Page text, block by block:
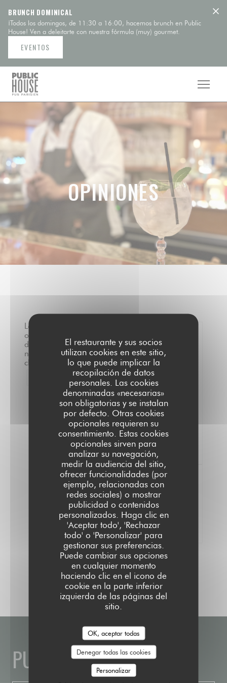
El restaurante y sus socios
utilizan cookies en este sitio,
lo que puede implicar la
recopilación de datos
personales. Las cookies
denominadas «necesarias»
son obligatorias y se instalan
por defecto. Otras cookies
opcionales requieren su
consentimiento. Estas cookies
opcionales sirven para
analizar su navegación,
medir la audiencia del sitio,
ofrecer funcionalidades (por
ejemplo, relacionadas con
redes sociales) o mostrar
publicidad o contenidos
personalizados. Haga clic en
'Aceptar todo', 'Rechazar
todo' o 'Personalizar' para
gestionar sus preferencias.
Puede cambiar sus opciones
en cualquier momento
haciendo clic en el icono de
cookie en la parte inferior
izquierda de las páginas del
sitio.
OK, aceptar todas
Denegar todas las cookies
Personalizar
BRUNCH DOMINICAL
¡Todos los domingos, de 11:30 a 16:00, hacemos brunch en Public
House! Ven a deleitarte con nuestra fórmula (muy) gourmet.
EVENTOS
OPINIONES
Las
opiniones
de
nuestros
clientes
0 /5
Valoración media —0 Opiniones
Servicio
Ambiente
Comida
Calidad/Precio
100% de opiniones comprobadas
Solo los clientes que reservaron dejaron su
opinión
PUBLIC HOUSE